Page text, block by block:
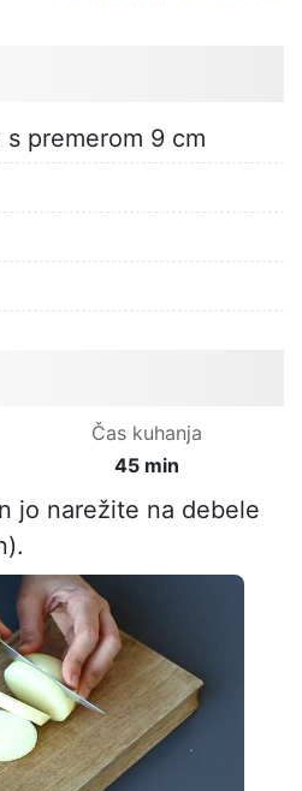
premerom 9 cm
Čas kuhanja
45 min
jo narežite na debele